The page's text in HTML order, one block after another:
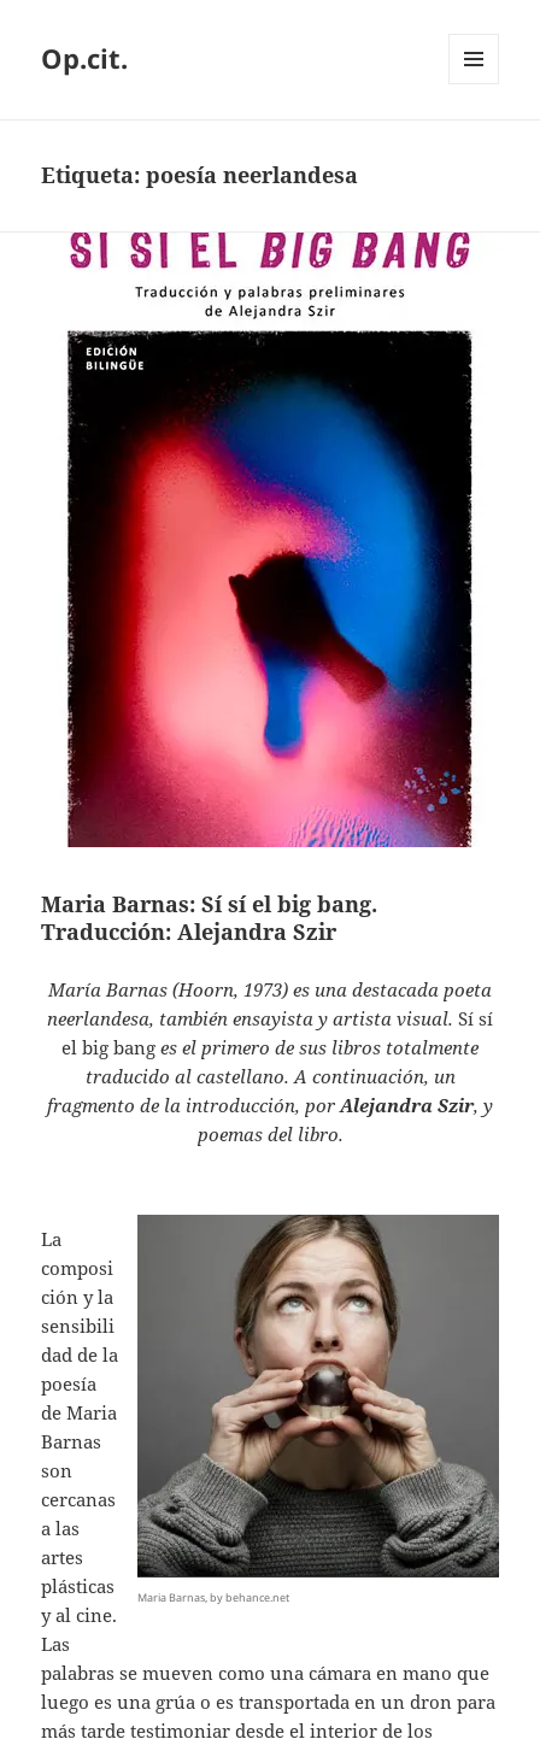
Op.cit.
Etiqueta:poesía neerlandesa
Maria Barnas: Sí sí el big bang.
Traducción: Alejandra Szir
María Barnas (Hoorn, 1973) es una destacada poeta
neerlandesa, también ensayista y artista visual. Sí sí
el big bang es el primero de sus libros totalmente
traducido al castellano. A continuación, un
fragmento de la introducción, por Alejandra Szir, y
poemas del libro.
Maria Barnas, by behance.net
La
composi
ción y la
sensibili
dad de la
poesía
de Maria
Barnas
son
cercanas
a las
artes
plásticas
y al cine.
Las
palabras se mueven como una cámara en mano que
luego es una grúa o es transportada en un dron para
más tarde testimoniar desde el interior de los